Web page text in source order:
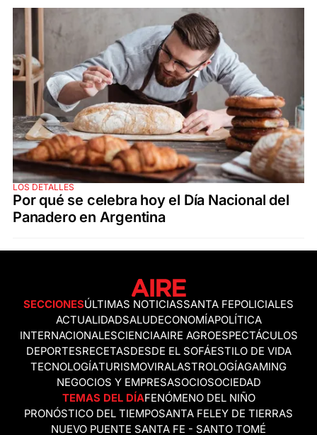
LOS DETALLES
Por qué se celebra hoy el Día Nacional del
Panadero en Argentina
SECCIONESÚLTIMAS NOTICIASSANTA FEPOLICIALES
ACTUALIDADSALUDECONOMÍAPOLÍTICA
INTERNACIONALESCIENCIAAIRE AGROESPECTÁCULOS
DEPORTESRECETASDESDE EL SOFÁESTILO DE VIDA
TECNOLOGÍATURISMOVIRALASTROLOGÍAGAMING
NEGOCIOS Y EMPRESASOCIOSOCIEDAD
TEMAS DEL DÍAFENÓMENO DEL NIÑO
PRONÓSTICO DEL TIEMPOSANTA FELEY DE TIERRAS
NUEVO PUENTE SANTA FE - SANTO TOMÉ